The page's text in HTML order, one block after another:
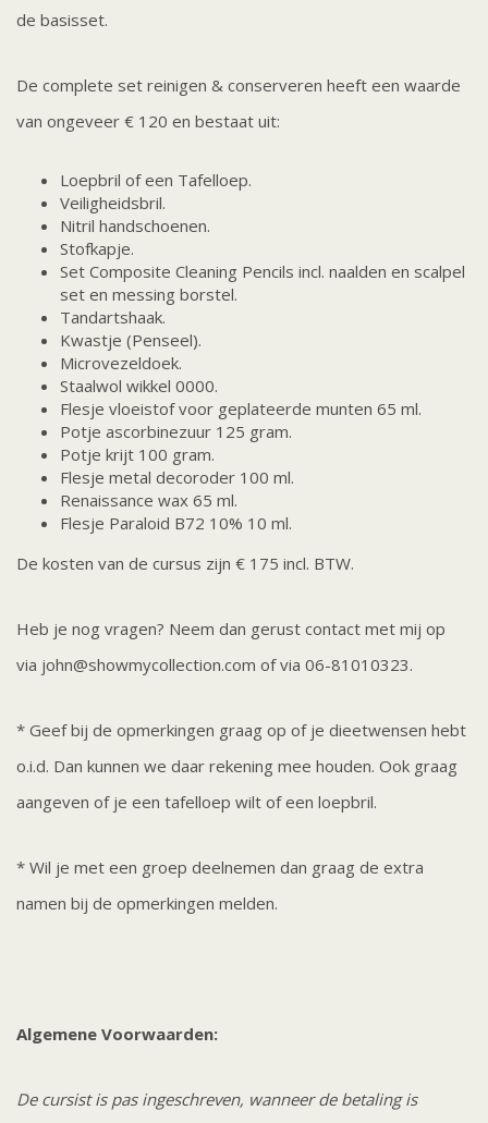
de basisset.
De complete set reinigen & conserveren heeft een waarde
van ongeveer € 120 en bestaat uit:
Loepbril of een Tafelloep.
Veiligheidsbril.
Nitril handschoenen.
Stofkapje.
Set Composite Cleaning Pencils incl. naalden en scalpel
set en messing borstel.
Tandartshaak.
Kwastje (Penseel).
Microvezeldoek.
Staalwol wikkel 0000.
Flesje vloeistof voor geplateerde munten 65 ml.
Potje ascorbinezuur 125 gram.
Potje krijt 100 gram.
Flesje metal decoroder 100 ml.
Renaissance wax 65 ml.
Flesje Paraloid B72 10% 10 ml.
De kosten van de cursus zijn € 175 incl. BTW.
Heb je nog vragen? Neem dan gerust contact met mij op
via john@showmycollection.com of via 06-81010323.
* Geef bij de opmerkingen graag op of je dieetwensen hebt
o.i.d. Dan kunnen we daar rekening mee houden. Ook graag
aangeven of je een tafelloep wilt of een loepbril.
* Wil je met een groep deelnemen dan graag de extra
namen bij de opmerkingen melden.
Algemene Voorwaarden:
De cursist is pas ingeschreven, wanneer de betaling is